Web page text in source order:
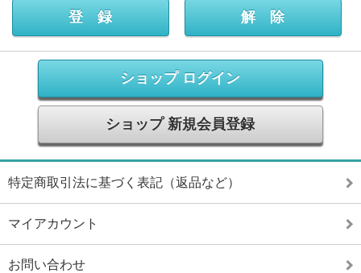
ショップ ログイン
ショップ 新規会員登録
特定商取引法に基づく表記（返品など）
マイアカウント
お問い合わせ